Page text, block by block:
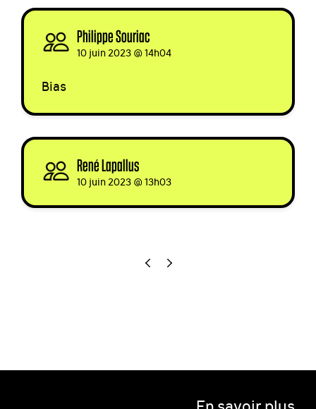
Philippe Souriac
10 juin 2023 @ 14h04
Bias
René Lapallus
10 juin 2023 @ 13h03